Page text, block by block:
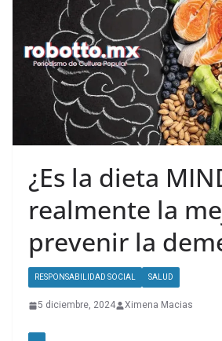
¿Es la dieta
realmente la
prevenir la
RESPONSABILIDAD SOCIAL SALUD
5 diciembre, 2024 Ximena Macias